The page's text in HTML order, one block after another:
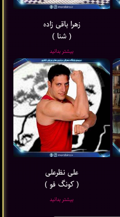
زهرا باقی ‌زاده
( شنا )
بیشتر بدانید
علی نظرعلی
( کونگ فو )
بیشتر بدانید